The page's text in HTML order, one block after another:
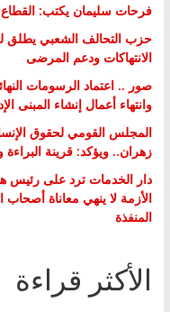
فرحات سليمان يكتب:
حزب التحالف الشعبي يطلق
الانتهاكات ودعم المرضى
صور .. اعتماد الرسومات
وانتهاء أعمال إنشاء المبنى
المجلس القومي لحقوق
زهران.. ويؤكد: قرينة
دار الخدمات ترد على رئيس
الأزمة لا ينهي معاناة
المنفذة
الأكثر قراءة